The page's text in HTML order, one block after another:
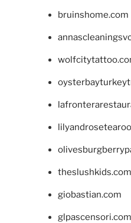
bruinshome.com
theslushkids.com
giobastian.com
glpascensori.com